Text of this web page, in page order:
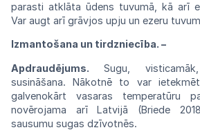
parasti atklāta ūdens tuvumā, kā arī
Var augt arī grāvjos upju un ezeru
Izmantošana un tirdzniecība. –
Apdraudējums. Sugu,
susināšana. Nākotnē to var
galvenokārt vasaras temperatūru
novērojama arīLatvijā (Briede
sausumu sugas dzīvotnēs.